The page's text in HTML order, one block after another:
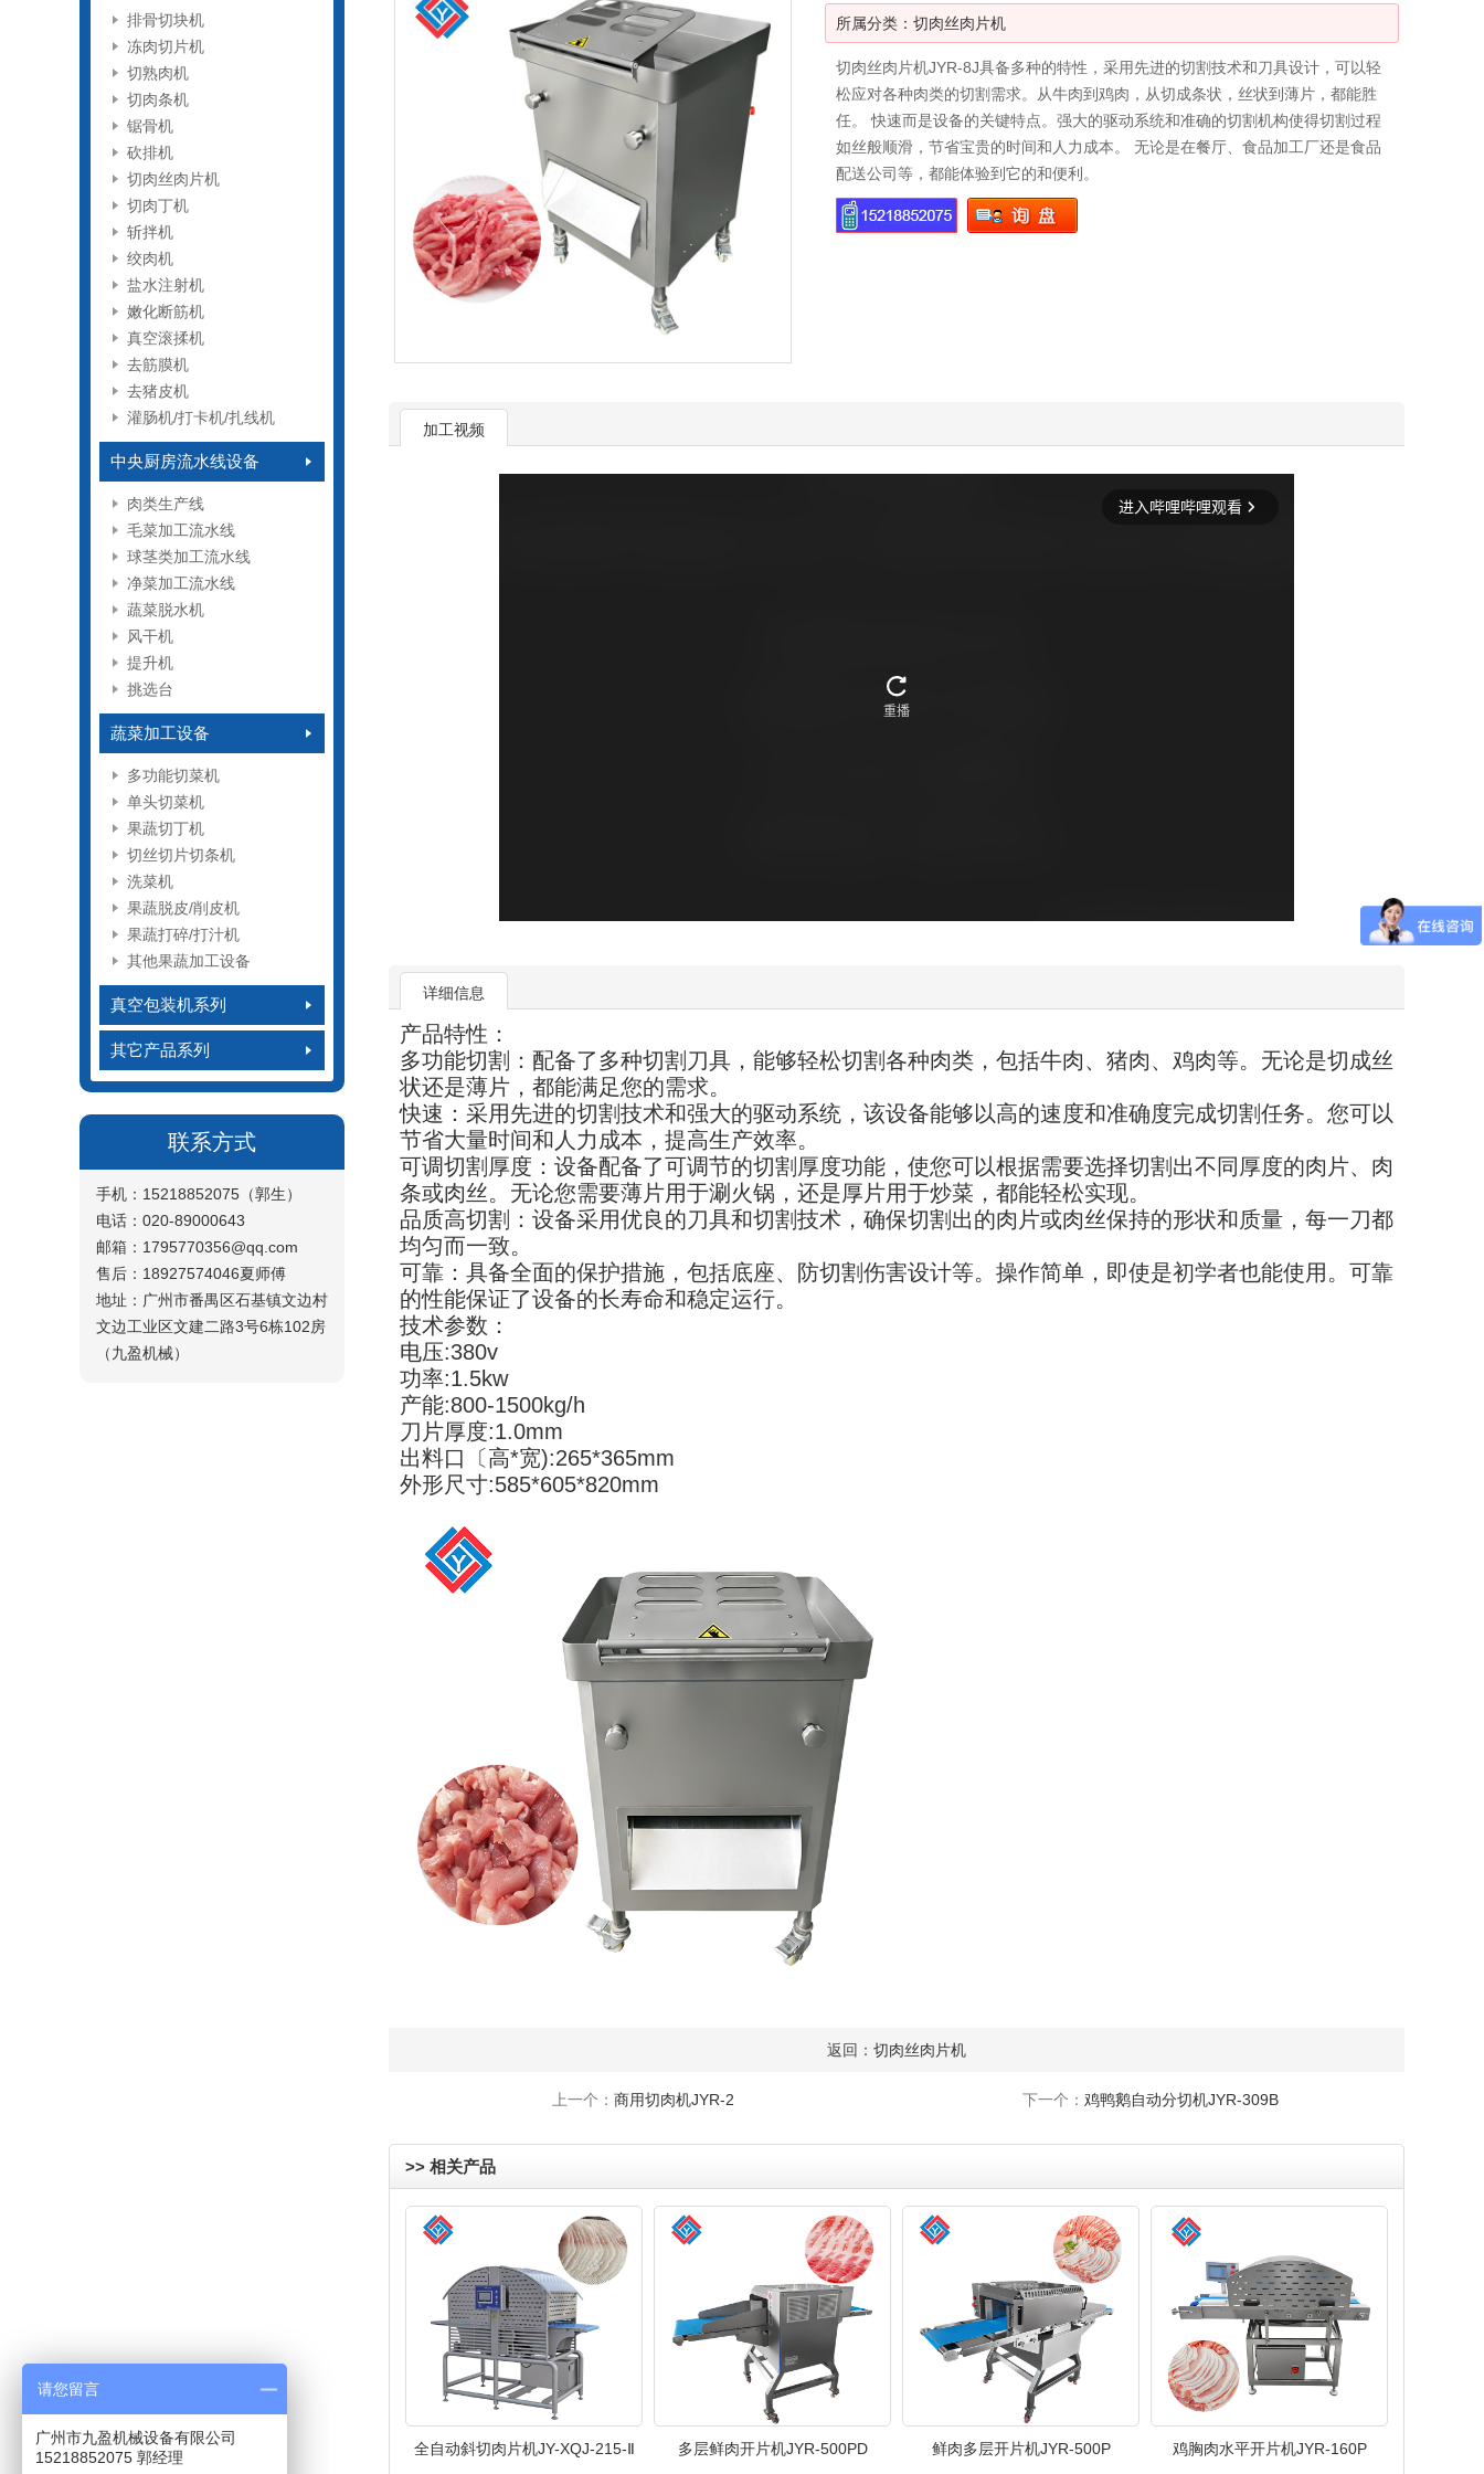
排骨切块机
冻肉切片机
切熟肉机
切肉条机
锯骨机
砍排机
切肉丝肉片机
切肉丁机
斩拌机
绞肉机
盐水注射机
嫩化断筋机
真空滚揉机
去筋膜机
去猪皮机
灌肠机/打卡机/扎线机
中央厨房流水线设备
肉类生产线
毛菜加工流水线
球茎类加工流水线
净菜加工流水线
蔬菜脱水机
风干机
提升机
挑选台
蔬菜加工设备
多功能切菜机
单头切菜机
果蔬切丁机
切丝切片切条机
洗菜机
果蔬脱皮/削皮机
果蔬打碎/打汁机
其他果蔬加工设备
真空包装机系列
其它产品系列
联系方式
手机：15218852075（郭生）
电话：020-89000643
邮箱：1795770356@qq.com
售后：18927574046夏师傅
地址：广州市番禺区石基镇文边村
文边工业区文建二路3号6栋102房
（九盈机械）
所属分类： 切肉丝肉片机
切肉丝肉片机JYR-8J具备多种的特性，采用先进的切割技术和刀具设计，可以轻
松应对各种肉类的切割需求。从牛肉到鸡肉，从切成条状，丝状到薄片，都能胜
任。 快速而是设备的关键特点。强大的驱动系统和准确的切割机构使得切割过程
如丝般顺滑，节省宝贵的时间和人力成本。 无论是在餐厅、食品加工厂还是食品
配送公司等，都能体验到它的和便利。
加工视频
详细信息
产品特性：
多功能切割：配备了多种切割刀具，能够轻松切割各种肉类，包括牛肉、猪肉、鸡肉等。无论是切成丝
状还是薄片，都能满足您的需求。
快速：采用先进的切割技术和强大的驱动系统，该设备能够以高的速度和准确度完成切割任务。您可以
节省大量时间和人力成本，提高生产效率。
可调切割厚度：设备配备了可调节的切割厚度功能，使您可以根据需要选择切割出不同厚度的肉片、肉
条或肉丝。无论您需要薄片用于涮火锅，还是厚片用于炒菜，都能轻松实现。
品质高切割：设备采用优良的刀具和切割技术，确保切割出的肉片或肉丝保持的形状和质量，每一刀都
均匀而一致。
可靠：具备全面的保护措施，包括底座、防切割伤害设计等。操作简单，即使是初学者也能使用。可靠
的性能保证了设备的长寿命和稳定运行。
技术参数：
电压:380v
功率:1.5kw
产能:800-1500kg/h
刀片厚度:1.0mm
出料口〔高*宽):265*365mm
外形尺寸:585*605*820mm
返回： 切肉丝肉片机
上一个： 商用切肉机JYR-2 下一个： 鸡鸭鹅自动分切机JYR-309B
>> 相关产品
全自动斜切肉片机JY-XQJ-215-Ⅱ 多层鲜肉开片机JYR-500PD 鲜肉多层开片机JYR-500P 鸡胸肉水平开片机JYR-160P
请您留言
广州市九盈机械设备有限公司
15218852075 郭经理